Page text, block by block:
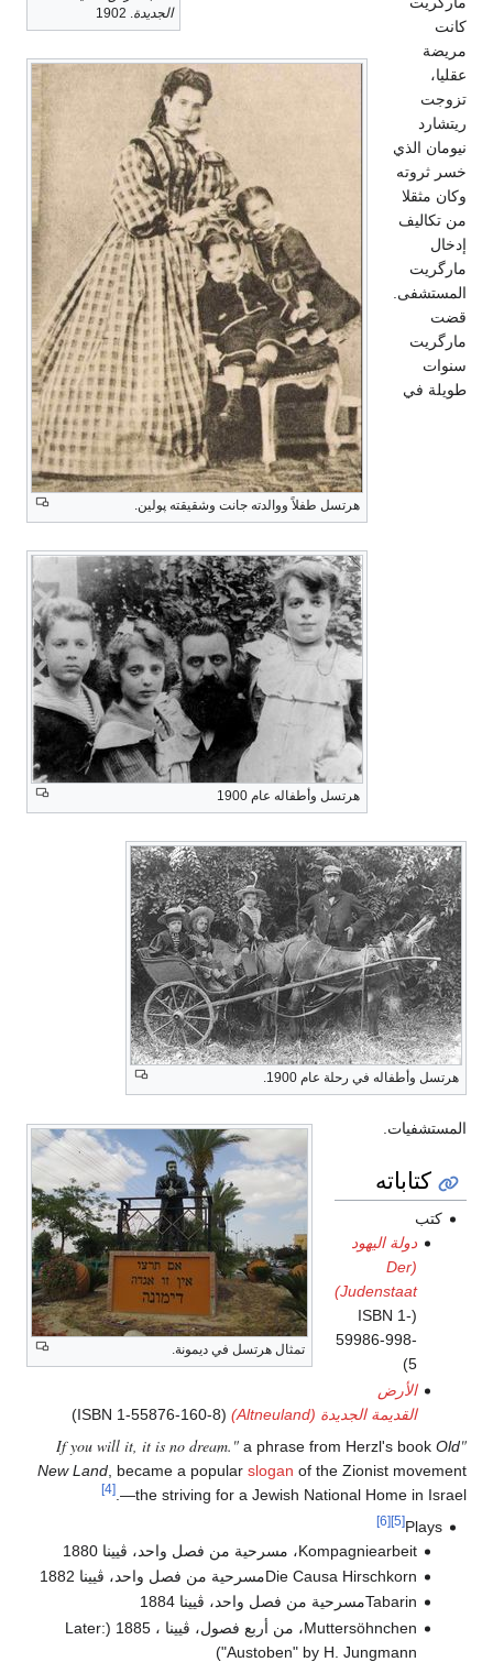
الجديدة
هرتسل طفلاً ووالدته جانت وشقيقته پولين.
هرتسل وأطفاله عام 1900
هرتسل وأطفاله في رحلة عام 1900.
تمثال هرتسل في ديمونة.
كانت
مريضة
عقليا،
تزوجت
ريتشارد
نيومان الذي
خسر ثروته
وكان مثقلا
من تكاليف
إدخال
مارگريت
المستشفى.
قضت
مارگريت
سنوات
طويلة في
المستشفيات.
كتاباته
كتب
دولة اليهود
(Der
Judenstaat)
(ISBN 1-
59986-998-
5)
الأرض
القديمة الجديدة (Altneuland)
(ISBN 1-55876-160-8)
"If you will it, it is no dream."
a phrase from Herzl's book Old
New Land , became a popular slogan of the Zionist movement
—the striving for a Jewish National Home in Israel.
[4]
Plays
[5]
[6]
Kompagniearbeit، مسرحية من فصل واحد، ڤيينا 1880
Die Causa Hirschkornمسرحية من فصل واحد، ڤيينا 1882
Tabarinمسرحية من فصل واحد، ڤيينا 1884
Muttersöhnchen، من أربع فصول، ڤيينا ، 1885 (Later:
"Austoben" by H. Jungmann)